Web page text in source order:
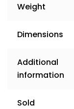
Weight
Dimensions
Additional
information
Sold